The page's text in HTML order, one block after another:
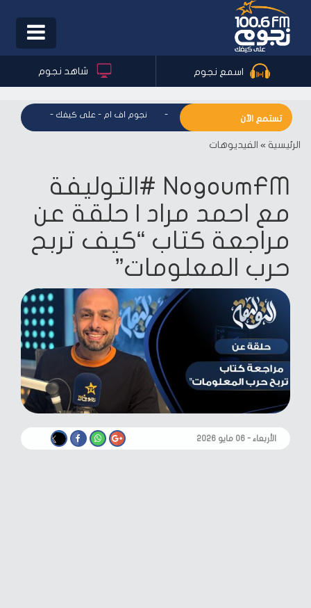
Toggle
اسمع نجوم شاهد نجوم
تستمع الآن
نجوم اف ام - على كيفك - نجوم اف ام - على كيفك نجوم اف
الرئيسية » الفيديوهات
NogoumFM #التوليفة
مع احمد مراد | حلقة عن
مراجعة كتاب “كيف تربح
حرب المعلومات”
الأربعاء - ٠٦ مايو ٢٠٢٦